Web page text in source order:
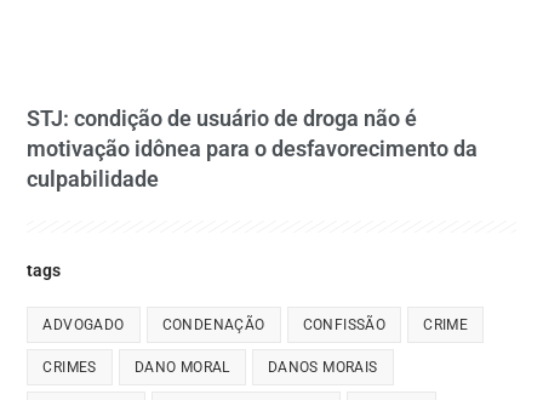
STJ: condição de usuário de droga não é
motivação idônea para o desfavorecimento da
culpabilidade
tags
ADVOGADO CONDENAÇÃO CONFISSÃO CRIME
CRIMES DANO MORAL DANOS MORAIS